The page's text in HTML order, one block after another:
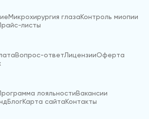
Микрохирургия глазаКонтроль миопии
листы
Вопрос-ответЛицензииОферта
лояльностиВакансии
БлогКарта сайтаКонтакты